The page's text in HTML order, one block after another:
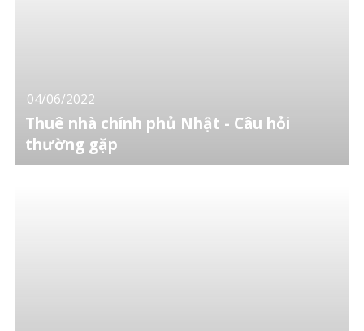
04/06/2022
Thuê nhà chính phủ Nhật - Câu hỏi
thường gặp